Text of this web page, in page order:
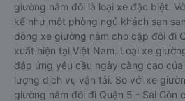
giường nằm đôi là loại xe đặc biệt.
kế như một phòng ngủ khách sạn
dòng xe giường nằm cho cặp đôi đi
xuất hiện tại Việt Nam. Loại xe
đáp ứng yêu cầu ngày càng cao
lượng dịch vụ vận tải. So với xe
giường nằm đôi đi Quận 5 - Sài Gòn